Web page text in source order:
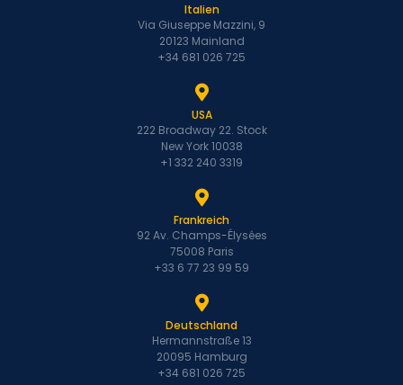
Italien
Via Giuseppe Mazzini, 9
20123 Mainland
+34 681 026 725
USA
222 Broadway 22. Stock
New York 10038
+1 332 240 3319
Frankreich
92 Av. Champs-Élysées
75008 Paris
+33 6 77 23 99 59
Deutschland
Hermannstraße 13
20095 Hamburg
+34 681 026 725